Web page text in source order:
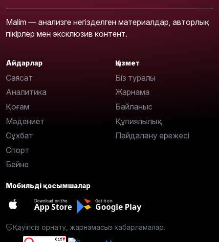
Malim — анализге негізделген материалдар, авторлық
пікірлер мен эксклюзив контент.
Айдарлар
Саясат
Аналитика
Қоғам
Мәдениет
Сұхбат
Спорт
Бейне
Қызмет
Біз туралы
Жарнама
Байланыс
Құпиялылық
Пайдалану ережесі
Мобильді қосымшалар
Download on the
App Store
Get it on
Google Play
Қауіпсіз орнату, жарнамасыз хабарламалар.